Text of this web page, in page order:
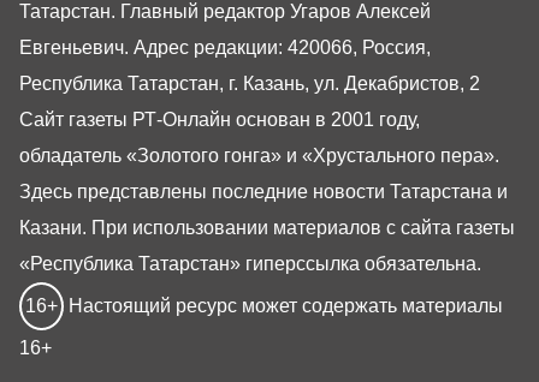
Татарстан. Главный редактор Угаров Алексей
Евгеньевич. Адрес редакции: 420066, Россия,
Республика Татарстан, г. Казань, ул. Декабристов, 2
Сайт газеты РТ-Онлайн основан в 2001 году,
обладатель «Золотого гонга» и «Хрустального пера».
Здесь представлены последние новости Татарстана и
Казани. При использовании материалов с сайта газеты
«Республика Татарстан» гиперссылка обязательна.
16+ Настоящий ресурс может содержать материалы
16+